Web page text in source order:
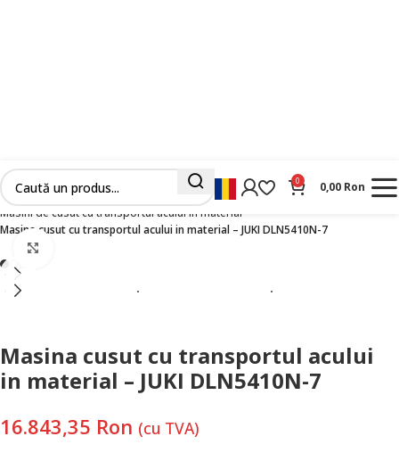
0 0,00 Ron
Prima pagină Masini Industriale Noi
Masini de cusut liniare
Masini de cusut cu transportul acului in material
Masina cusut cu transportul acului in material – JUKI DLN5410N-7
Masina cusut cu transportul acului
in material – JUKI DLN5410N-7
16.843,35 Ron (cu TVA)